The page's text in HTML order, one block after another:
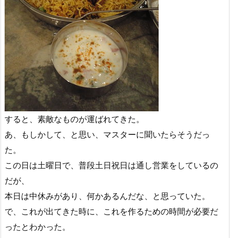
すると、素敵なものが運ばれてきた。
あ、もしかして、と思い、マスターに聞いたらそうだっ
た。
この日は土曜日で、普段土日祝日は通し営業をしているの
だが、
本日は中休みがあり、何かあるんだな、と思っていた。
で、これが出てきた時に、これを作るための時間が必要だ
ったとわかった。